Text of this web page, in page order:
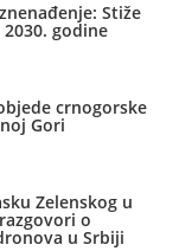
Stiže
2030. godine
crnogorske
Gori
Zelenskog u
o
u Srbiji